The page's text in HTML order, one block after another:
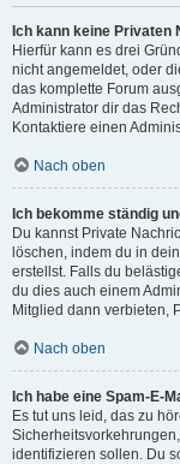
Ich kann keine
Hierfür kann es drei
nicht angemeldet, oder
das komplette Forum
Administrator dir das
Kontaktiere einen
Nach oben
Ich bekomme ständig
Du kannst Private
löschen, indem du in
erstellst. Falls du
du dies auch einem
Mitglied dann verbieten,
Nach oben
Ich habe eine Spam-E-
Es tut uns leid, das zu
identifizieren sollen. Du